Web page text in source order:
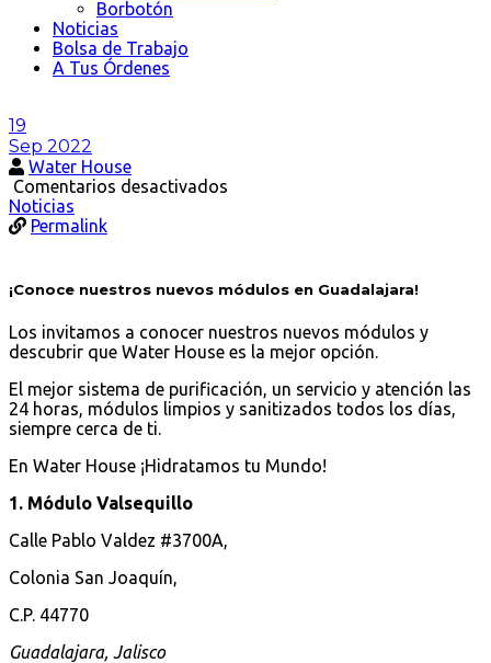
Borbotón
Noticias
Bolsa de Trabajo
A Tus Órdenes
19
Sep 2022
Water House
Comentarios desactivados
en
Noticias
Permalink
¡Conoce nuestros nuevos módulos en Guadalajara!
Los invitamos a conocer nuestros nuevos módulos y
descubrir que Water House es la mejor opción.
El mejor sistema de purificación, un servicio y atención las
24 horas, módulos limpios y sanitizados todos los días,
siempre cerca de ti.
En Water House ¡Hidratamos tu Mundo!
1. Módulo Valsequillo
Calle Pablo Valdez #3700A,
Colonia San Joaquín,
C.P. 44770
Guadalajara, Jalisco